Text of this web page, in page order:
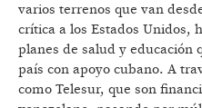
varios terrenos que van
crítica a los Estados Unidos,
planes de salud y educación
país con apoyo cubano. A
como Telesur, que son